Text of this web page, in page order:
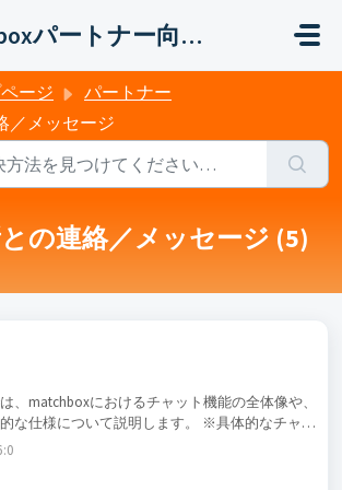
に移動
matchboxパートナー向けヘルプ
ージ
パートナー
／メッセージ
の連絡／メッセージ (5)
、matchboxにおけるチャット機能の全体像や、
について説明します。 ※具体的なチャッ
ついては、状況にあわせて以下をご確認くださ
+0900